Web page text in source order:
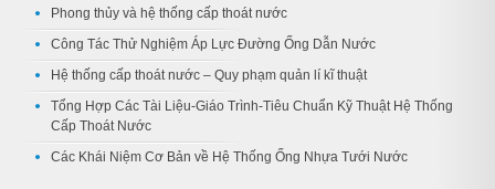
Phong thủy và hệ thống cấp thoát nước
Công Tác Thử Nghiệm Áp Lực Đường Ống Dẫn Nước
Hệ thống cấp thoát nước – Quy phạm quản lí kĩ thuật
Tổng Hợp Các Tài Liệu-Giáo Trình-Tiêu Chuẩn Kỹ Thuật Hệ Thống
Cấp Thoát Nước
Các Khái Niệm Cơ Bản về Hệ Thống Ống Nhựa Tưới Nước